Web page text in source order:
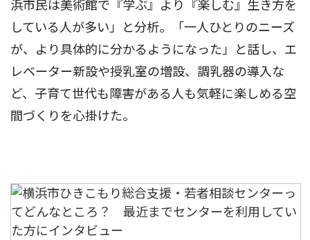
浜市民は美術館で『学ぶ』より『楽しむ』生き方を
している人が多い」と分析。「一人ひとりのニーズ
が、より具体的に分かるようになった」と話し、エ
レベーター新設や授乳室の増設、調乳器の導入な
ど、子育て世代も障害がある人も気軽に楽しめる空
間づくりを心掛けた。